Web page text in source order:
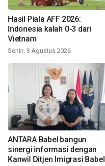
Hasil Piala AFF 2026:
Indonesia kalah 0-3 dari
Vietnam
Senin, 3 Agustus 2026
ANTARA Babel bangun
sinergi informasi dengan
Kanwil Ditjen Imigrasi Babel